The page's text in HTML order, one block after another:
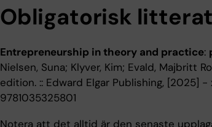
Obligatorisk
Entrepreneurship in theory and practice:
Nielsen, Suna; Klyver, Kim; Evald, Majbritt
edition. :: Edward Elgar Publishing, [2025] -
9781035325801
Notera att det alltid är den senaste